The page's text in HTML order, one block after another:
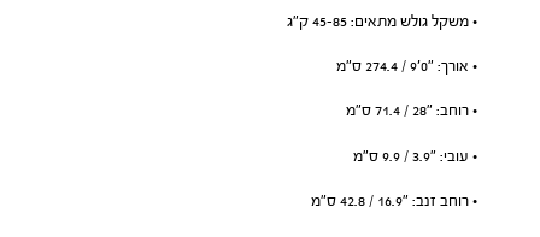
• משקל גולש מתאים: 45-85 ק”ג
• אורך: ״0׳9 / 274.4 ס”מ
• רוחב: ״28 / 71.4 ס”מ
• עובי: ״3.9 / 9.9 ס”מ
• רוחב זנב: ״16.9 / 42.8 ס”מ